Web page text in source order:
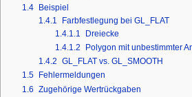
1.4 Beispiel
1.4.1
Farbfestlegung bei GL_FLAT
1.4.1.1
Dreiecke
1.4.1.2
Polygon mit unbestimmter
1.4.2 GL_FLAT vs. GL_SMOOTH
1.5
Fehlermeldungen
1.6 Zugehörige Wertrückgaben